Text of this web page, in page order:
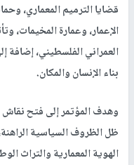
قضايا الترميم المعماري،
الإعمار، وعمارة المخيمات،
العمراني الفلسطيني، إضافة
بناء الإنسان والمكان.
وهدف المؤتمر إلى فتح
ظل الظروف السياسية
الهوية المعمارية والتراث